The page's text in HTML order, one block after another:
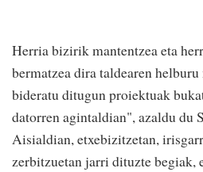
Herria bizirik mantentzea eta
bermatzea dira taldearen
bideratu ditugun proiektuak
datorren agintaldian", azaldu du
Aisialdian, etxebizitzetan,
zerbitzuetan jarri dituzte begiak,